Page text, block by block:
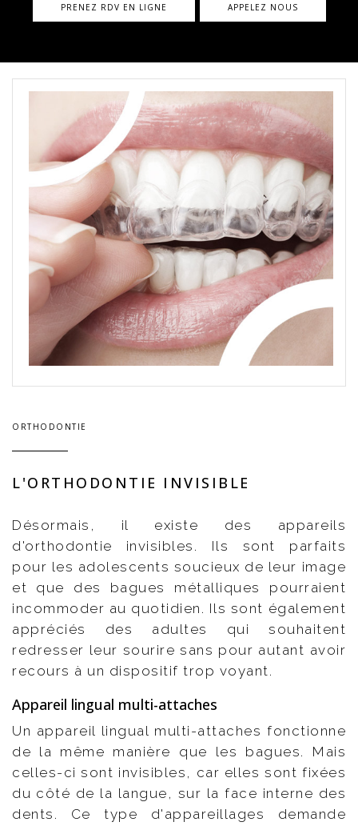
PRENEZ RDV EN LIGNE APPELEZ NOUS
ORTHODONTIE
L'ORTHODONTIE INVISIBLE
Désormais, il existe des appareils
d'orthodontie invisibles. Ils sont parfaits
pour les adolescents soucieux de leur image
et que des bagues métalliques pourraient
incommoder au quotidien. Ils sont également
appréciés des adultes qui souhaitent
redresser leur sourire sans pour autant avoir
recours à un dispositif trop voyant.
Appareil lingual multi-attaches
Un appareil lingual multi-attaches fonctionne
de la même manière que les bagues. Mais
celles-ci sont invisibles, car elles sont fixées
du côté de la langue, sur la face interne des
dents. Ce type d'appareillages demande